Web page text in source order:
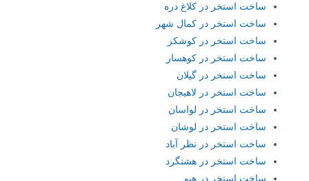
ساخت استخر در کلاغ دره
ساخت استخر در کمال شهر
ساخت استخر در کوشکز
ساخت استخر در کوهسار
ساخت استخر در گیلان
ساخت استخر در لاهیجان
ساخت استخر در لواسان
ساخت استخر در لوشان
ساخت استخر در نظر آباد
ساخت استخر در هشتگرد
ساخت استخر در هیو